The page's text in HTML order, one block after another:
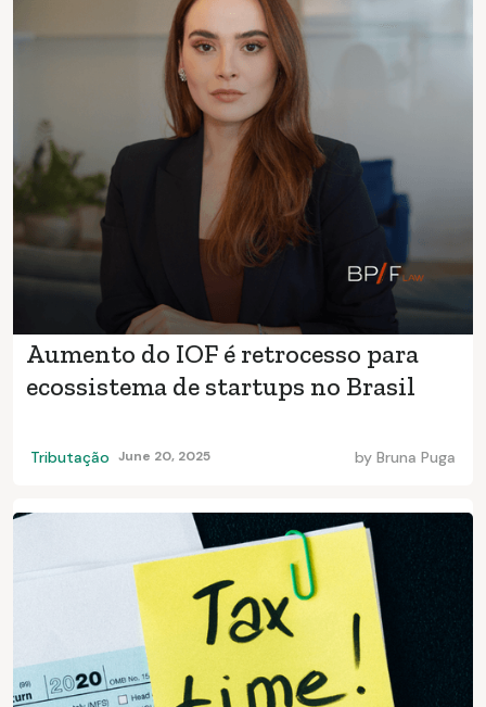
Aumento do IOF é retrocesso para
ecossistema de startups no Brasil
Tributação June 20, 2025 by Bruna Puga